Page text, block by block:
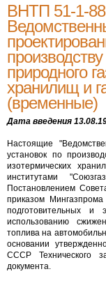
ВНТП 51-1-88
природного
хранилищ и
(временные)
Дата введения
Настоящие
установок по
изотермических
институтами
Постановлением
приказом
подготовительных и
использованию
топлива на
основании
СССР Технического
документа.